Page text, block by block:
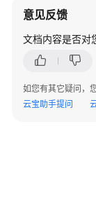
原
生
应
擎）
意见反馈
文档内容是否对
如您有其它疑问，
云宝助手提问